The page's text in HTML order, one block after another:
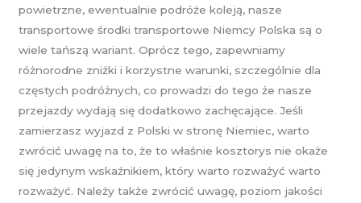
powietrzne, ewentualnie podróże koleją, nasze
transportowe środki transportowe Niemcy Polska są o
wiele tańszą wariant. Oprócz tego, zapewniamy
różnorodne zniżki i korzystne warunki, szczególnie dla
częstych podróżnych, co prowadzi do tego że nasze
przejazdy wydają się dodatkowo zachęcające. Jeśli
zamierzasz wyjazd z Polski w stronę Niemiec, warto
zwrócić uwagę na to, że to właśnie kosztorys nie okaże
się jedynym wskaźnikiem, który warto rozważyć warto
rozważyć. Należy także zwrócić uwagę, poziom jakości